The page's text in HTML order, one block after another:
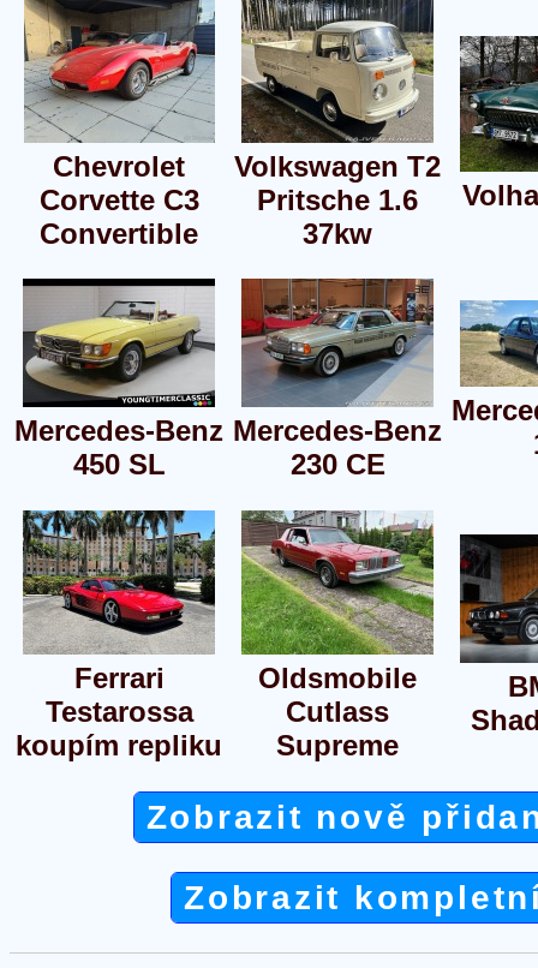
Chevrolet
Corvette C3
Convertible
Volkswagen T2
Pritsche 1.6
37kw
Mercedes-Benz
450 SL
Mercedes-Benz
230 CE
Ferrari
Testarossa
koupím repliku
Oldsmobile
Cutlass
Supreme
Zobrazit nově
Zobrazit